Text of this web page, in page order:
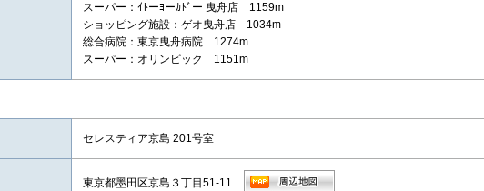
スーパー：ｲﾄーﾖーｶﾄﾞー 曳舟店 1159m
ショッピング施設：ゲオ曳舟店 1034m
総合病院：東京曳舟病院 1274m
スーパー：オリンピック 1151m
セレスティア京島 201号室
東京都墨田区京島３丁目51-11